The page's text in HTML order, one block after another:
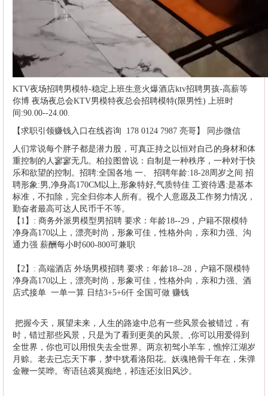
KTV夜场招聘男模特-稳定上班生意火爆酒店ktv招聘男孩-高薪等
你博 夜场夜总会KTV男模特夜总会招聘模特(限男性) 上班时
间:90.00--24.00.
【求职引领赚钱入口在线咨询 178 0124 7987 亮哥】 同步微信
人们常说每个胖子都是潜力股，可真正持之以恒对自己的身材和体
重控制的人寥寥无几。柏拉图曾说：自制是一种秩序，一种对于快
乐和欲望的控制。招聘:全国各地 一、 招聘年龄:18-28周岁之间 招
聘形象:男,净身高170CM以上,形象特好,气质特佳 工资待遇:是基本
标准，不扣除，完全归你本人所有。视个人意愿及工作努力情况，
勤奋者最高可达人民币千不等。
【1】 : 商务外派男模型男招聘 要求：年龄18--29，户籍不限模特
净身高170以上，漂亮时尚，形象可佳，性格外向，亲和力强、沟
通力强 薪酬每小时600-800可兼职
【2】 : 高端酒店 外场男模招聘 要求：年龄18--28，户籍不限模特
净身高170以上，漂亮时尚，形象可佳，性格外向，亲和力强、酒
店式接单 一单一算 日结3+5+6仟 全国可做 赚钱
把握今天，展望未来，人生的路途中总有一些风景会被错过，有
时，错过那些风景，只是为了看到更美的风景。,你可以用爱得到
全世界，你也可以用恨失去全世界。两京初驾小羊车，憔悴江湖岁
月赊。老去已忘天下事，梦中犹看洛阳花。妖魂艳骨千年在，朱弹
金鞭一笑哗。寄语毡裘莫痴绝，祁连还汝旧风沙。